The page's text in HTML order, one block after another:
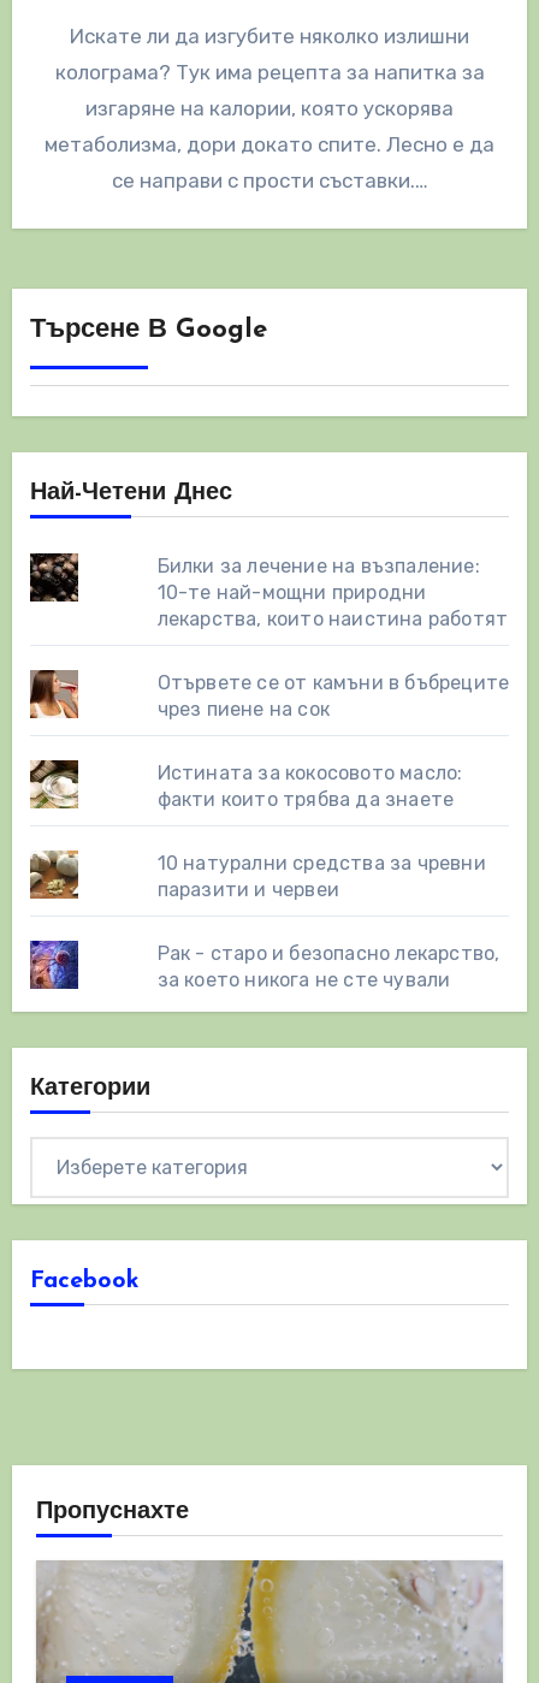
Искате ли да изгубите няколко излишни
колограма? Тук има рецепта за напитка за
изгаряне на калории, която ускорява
метаболизма, дори докато спите. Лесно е да
се направи с прости съставки.…
Търсене В Google
Най-Четени Днес
Билки за лечение на възпаление:
10-те най-мощни природни
лекарства, които наистина работят
Отървете се от камъни в бъбреците
чрез пиене на сок
Истината за кокосовото масло:
факти които трябва да знаете
10 натурални средства за чревни
паразити и червеи
Рак - старо и безопасно лекарство,
за което никога не сте чували
Категории
Facebook
Пропуснахте